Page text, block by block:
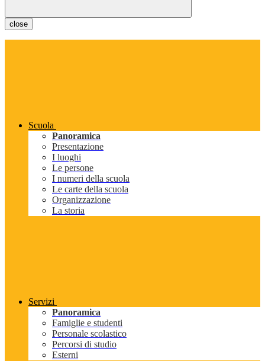
close
Scuola
Panoramica
Presentazione
I luoghi
Le persone
I numeri della scuola
Le carte della scuola
Organizzazione
La storia
Servizi
Panoramica
Famiglie e studenti
Personale scolastico
Percorsi di studio
Esterni